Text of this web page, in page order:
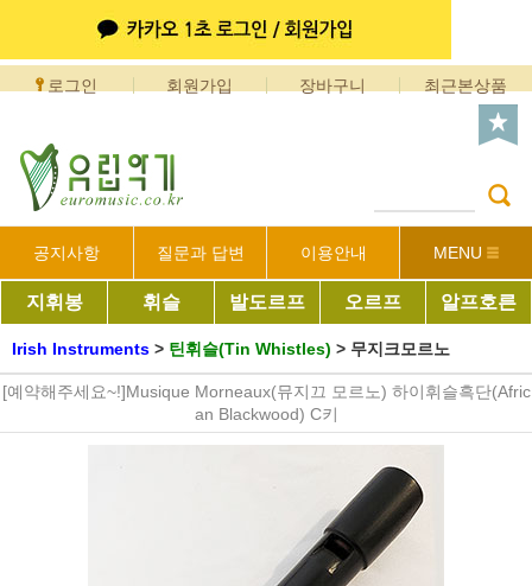
로그인 회원가입 장바구니 최근본상품
공지사항 질문과 답변 이용안내 MENU
지휘봉 휘슬 발도르프 오르프 알프호른
Irish Instruments > 틴휘슬(Tin Whistles) > 무지크모르노
[예약해주세요~!]Musique Morneaux(뮤지끄 모르노) 하이휘슬흑단(Afric
an Blackwood) C키